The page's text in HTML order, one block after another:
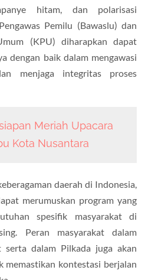
hitam, dan polarisasi
Pemilu (Bawaslu) dan
(KPU) diharapkan dapat
dengan baik dalam mengawasi
menjaga integritas proses
Meriah Upacara
Kota Nusantara
daerah di Indonesia,
merumuskan program yang
spesifik masyarakat di
Peran masyarakat dalam
serta dalam Pilkada juga akan
memastikan kontestasi berjalan